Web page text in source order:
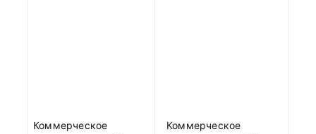
Коммерческое
Коммерческое